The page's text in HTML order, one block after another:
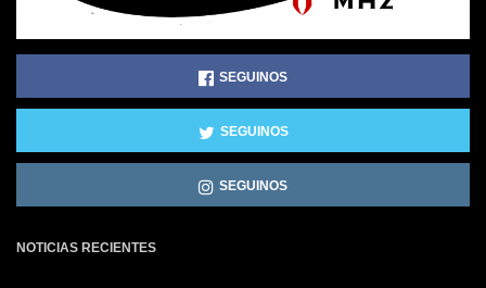
SEGUINOS
SEGUINOS
SEGUINOS
NOTICIAS RECIENTES